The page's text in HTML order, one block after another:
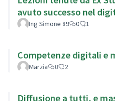
avuto successo nel
Ing Simone 89 0 1
Competenze digitali e
Marzia 0 2
Diffusione a tutti, e